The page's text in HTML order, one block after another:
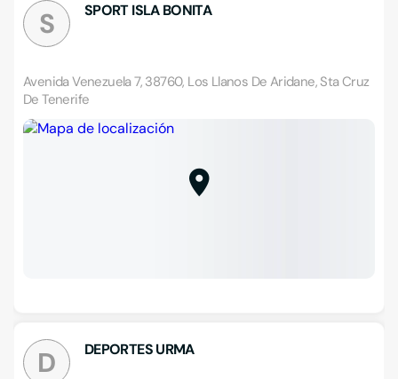
S SPORT ISLA BONITA
Avenida Venezuela 7, 38760, Los Llanos De Aridane, Sta Cruz
De Tenerife
D DEPORTES URMA